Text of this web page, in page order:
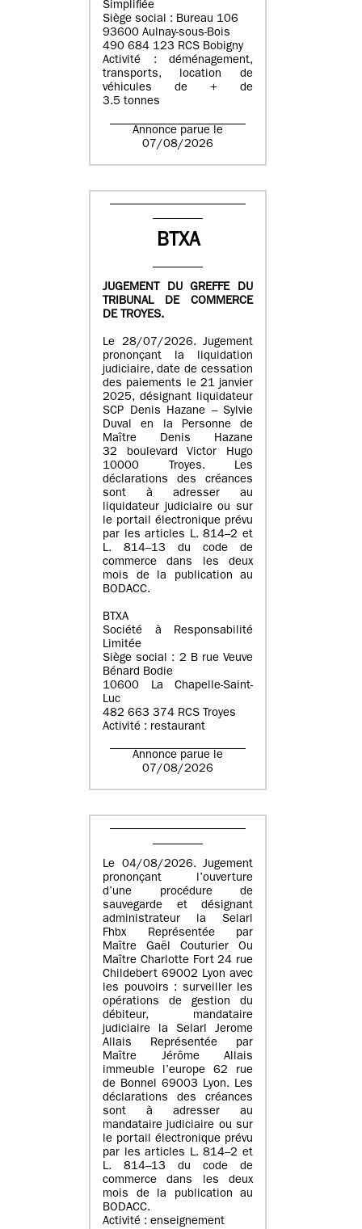
Simplifiée
Siège social : Bureau 106
93600 Aulnay-sous-Bois
490 684 123 RCS Bobigny
Activité : déménagement,
transports, location de
véhicules de + de
3.5 tonnes
Annonce parue le
07/08/2026
BTXA
JUGEMENT DU GREFFE DU
TRIBUNAL DE COMMERCE
DE TROYES.
Le 28/07/2026. Jugement
prononçant la liquidation
judiciaire, date de cessation
des paiements le 21 janvier
2025, désignant liquidateur
SCP Denis Hazane – Sylvie
Duval en la Personne de
Maître Denis Hazane
32 boulevard Victor Hugo
10000 Troyes. Les
déclarations des créances
sont à adresser au
liquidateur judiciaire ou sur
le portail électronique prévu
par les articles L. 814–2 et
L. 814–13 du code de
commerce dans les deux
mois de la publication au
BODACC.
BTXA
Société à Responsabilité
Limitée
Siège social : 2 B rue Veuve
Bénard Bodie
10600 La Chapelle-Saint-
Luc
482 663 374 RCS Troyes
Activité : restaurant
Annonce parue le
07/08/2026
Le 04/08/2026. Jugement
prononçant l’ouverture
d’une procédure de
sauvegarde et désignant
administrateur la Selarl
Fhbx Représentée par
Maître Gaël Couturier Ou
Maître Charlotte Fort 24 rue
Childebert 69002 Lyon avec
les pouvoirs : surveiller les
opérations de gestion du
débiteur, mandataire
judiciaire la Selarl Jerome
Allais Représentée par
Maître Jérôme Allais
immeuble l’europe 62 rue
de Bonnel 69003 Lyon. Les
déclarations des créances
sont à adresser au
mandataire judiciaire ou sur
le portail électronique prévu
par les articles L. 814–2 et
L. 814–13 du code de
commerce dans les deux
mois de la publication au
BODACC.
Activité : enseignement